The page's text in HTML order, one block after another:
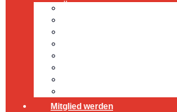
Mitglied werden